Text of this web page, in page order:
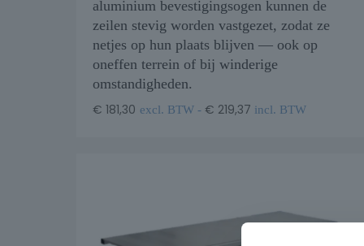
aluminium bevestigingsogen kunnen de
zeilen stevig worden vastgezet, zodat ze
netjes op hun plaats blijven — ook op
oneffen terrein of bij winderige
omstandigheden.
€ 181,30 excl. BTW - € 219,37 incl. BTW